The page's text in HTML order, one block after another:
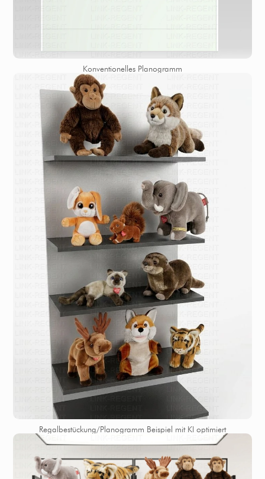
Konventionelles Planogramm
Regalbestückung/Planogramm Beispiel mit KI optimiert